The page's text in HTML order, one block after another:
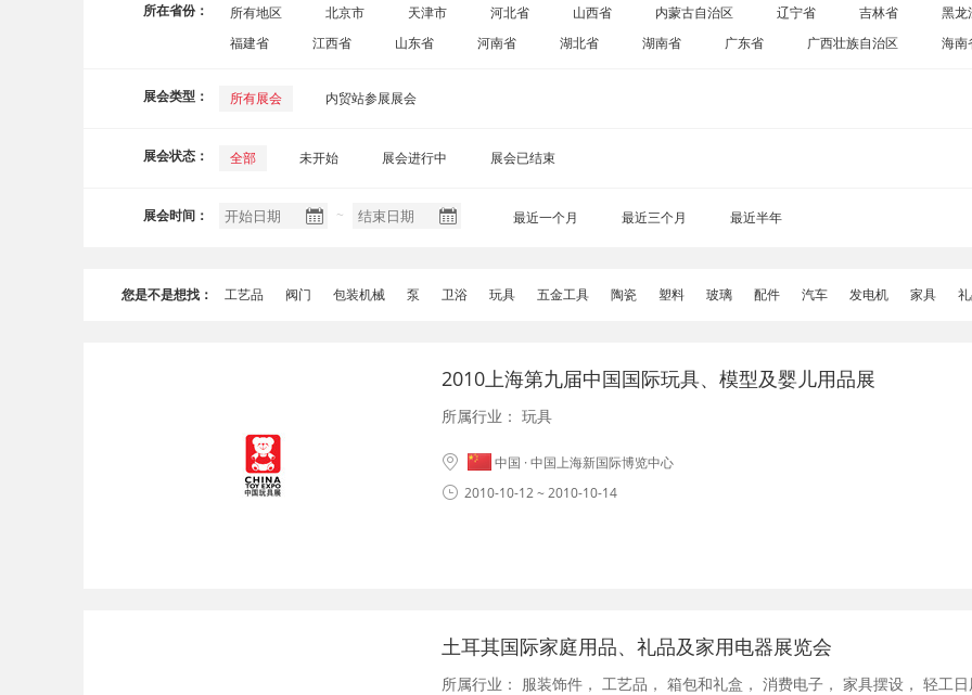
所在省份：
所有地区 北京市 天津市 河北省 山西省 内蒙古自治区 辽宁省 吉林省
黑龙
福建省
江西省 山东省 河南省 湖北省 湖南省 广东省 广西壮族自治区
海南
展会类型：
所有展会 内贸站参展展会
展会状态： 全部 未开始 展会进行中 展会已结束
展会时间： ~ 最近一个月 最近三个月 最近半年
您是不是想找： 工艺品 阀门 包装机械 泵 卫浴 玩具 五金工具 陶瓷 塑料 玻璃 配件 汽车 发电机 家具
2010上海第九届中国国际玩具、模型及婴儿用品展
所属行业： 玩具
中国 · 中国上海新国际博览中心
2010-10-12 ~ 2010-10-14
土耳其国际家庭用品、礼品及家用电器展览会
所属行业： 服装饰件 ， 工艺品 ， 箱包和礼盒 ， 消费电子 ， 家具摆设 ， 轻工